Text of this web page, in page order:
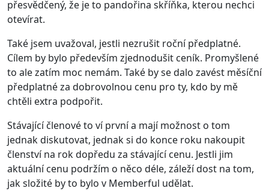
přesvědčený, že je to pandořina skříňka, kterou nechci
otevírat.
Také jsem uvažoval, jestli nezrušit roční předplatné.
Cílem by bylo především zjednodušit ceník. Promyšlené
to ale zatím moc nemám. Také by se dalo zavést měsíční
předplatné za dobrovolnou cenu pro ty, kdo by mě
chtěli extra podpořit.
Stávající členové to ví první a mají možnost o tom
jednak diskutovat, jednak si do konce roku nakoupit
členství na rok dopředu za stávající cenu. Jestli jim
aktuální cenu podržím o něco déle, záleží dost na tom,
jak složité by to bylo v Memberful udělat.